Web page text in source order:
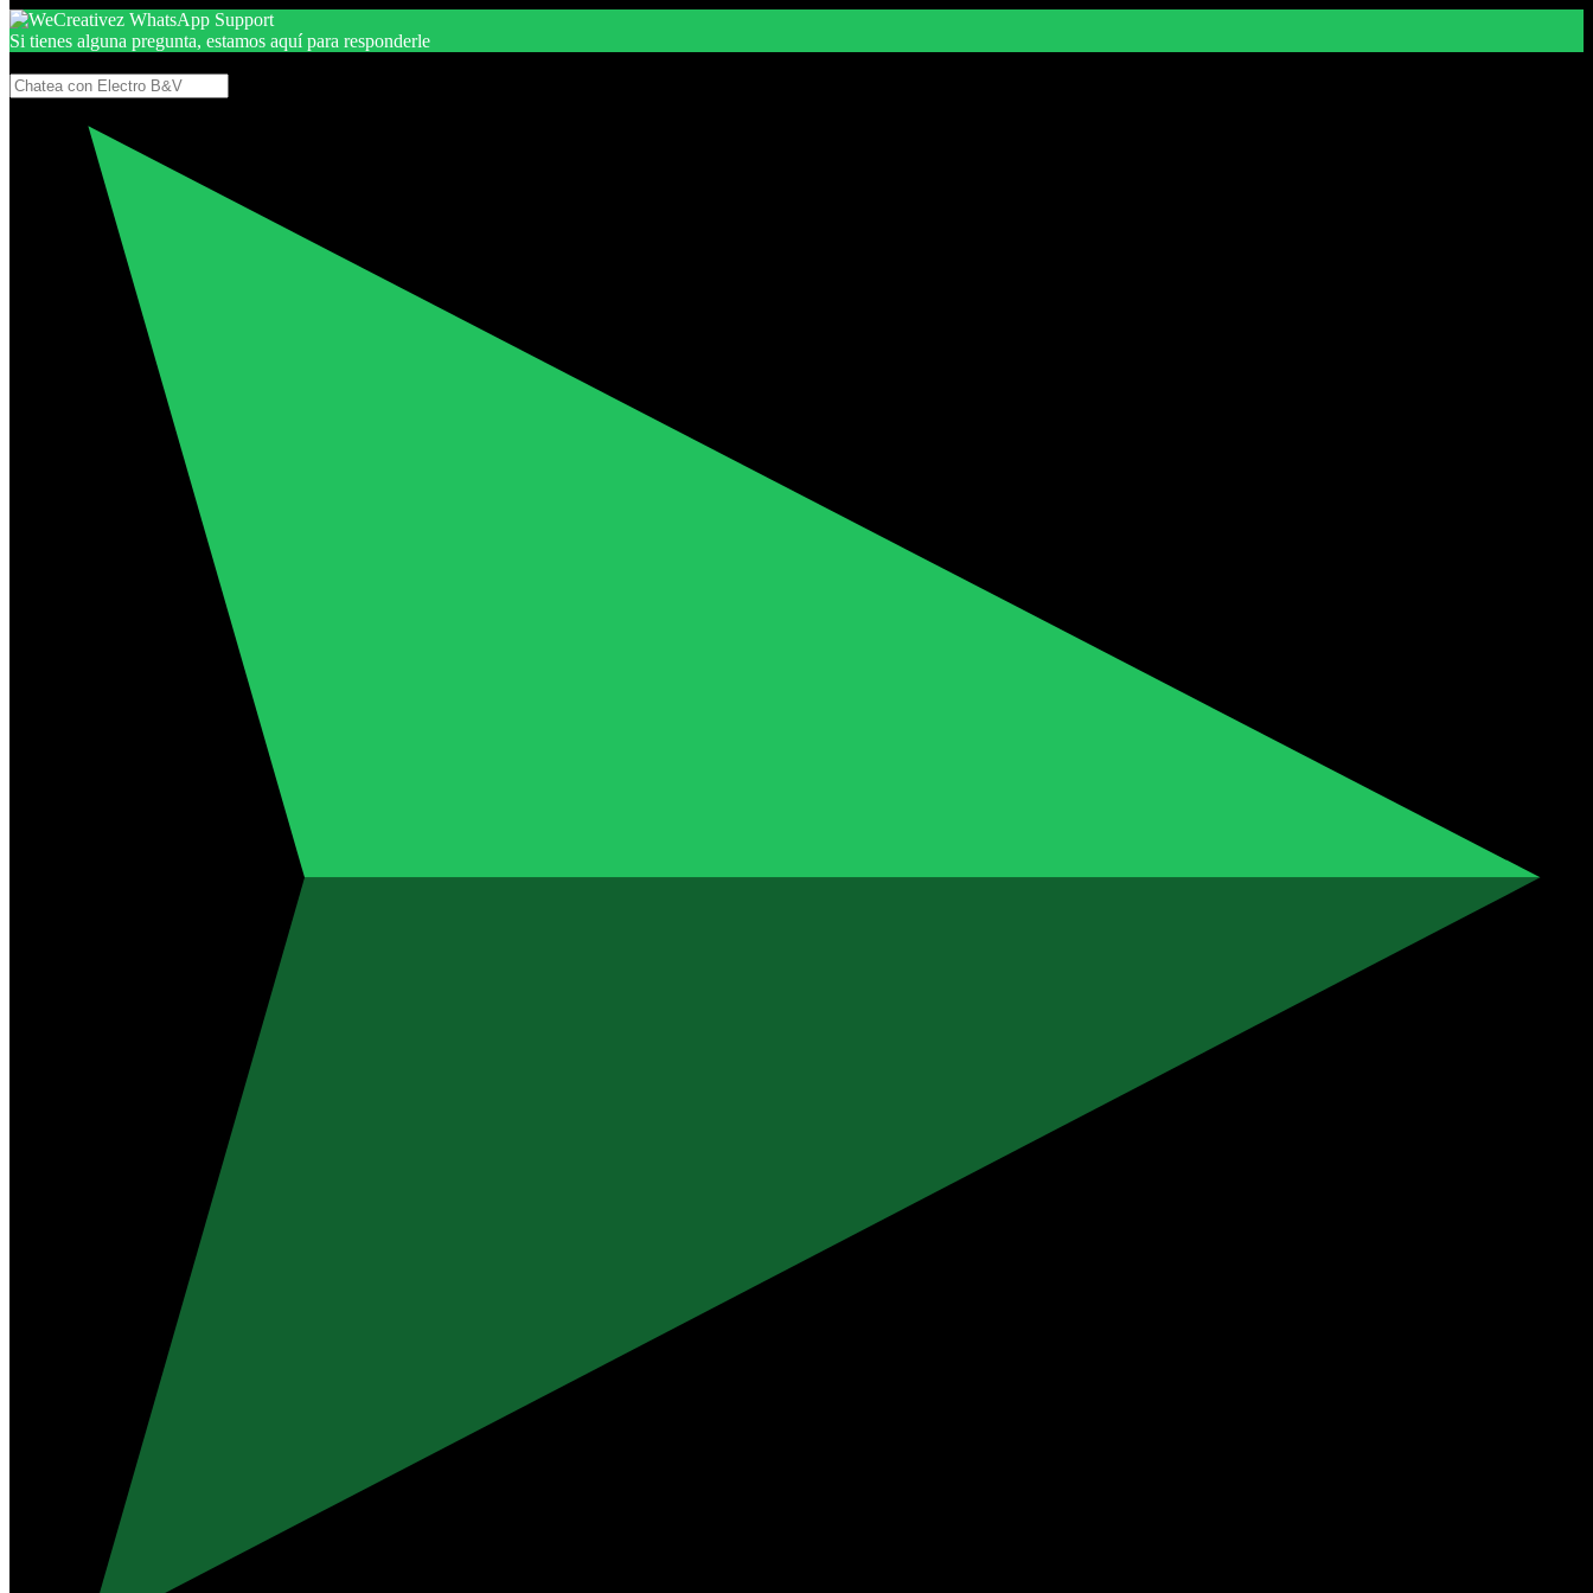
Si tienes alguna pregunta, estamos aquí para responderle